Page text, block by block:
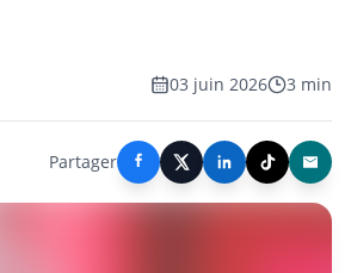
03 juin 2026 3 min
Partager